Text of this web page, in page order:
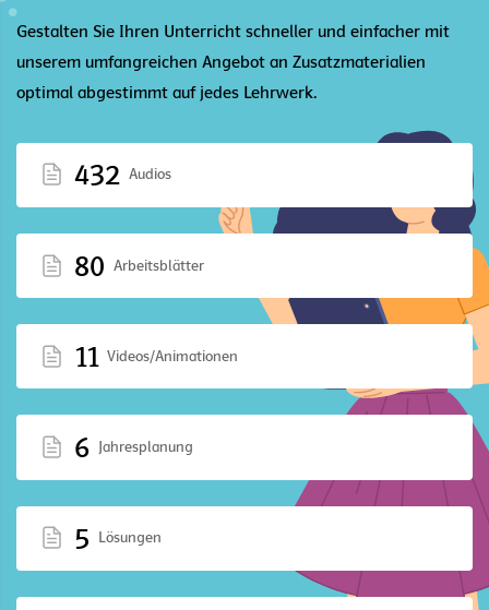
Gestalten Sie Ihren Unterricht schneller und einfacher mit
unserem umfangreichen Angebot an Zusatzmaterialien
optimal abgestimmt auf jedes Lehrwerk.
432 Audios
80 Arbeitsblätter
11 Videos/Animationen
6 Jahresplanung
5 Lösungen